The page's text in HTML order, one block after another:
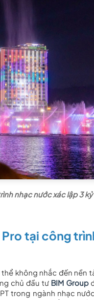
nhạc nước xác lập 3 kỷ
tại công
không nhắc đến nền
chủ đầu tư BIM Group
trong ngành nhạc